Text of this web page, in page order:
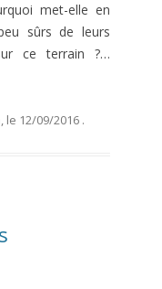
met-elle en
sûrs de leurs
ce terrain ?…
, le 12/09/2016 .